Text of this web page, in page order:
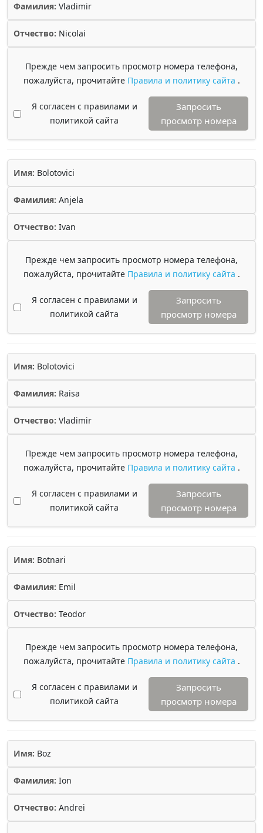
Фамилия: Vladimir
Отчество: Nicolai
Прежде чем запросить просмотр номера телефона,
пожалуйста, прочитайте Правила и политику сайта .
Я согласен с правилами и
политикой сайта
Запросить
просмотр номера
Имя: Bolotovici
Фамилия: Anjela
Отчество: Ivan
Прежде чем запросить просмотр номера телефона,
пожалуйста, прочитайте Правила и политику сайта .
Я согласен с правилами и
политикой сайта
Запросить
просмотр номера
Имя: Bolotovici
Фамилия: Raisa
Отчество: Vladimir
Прежде чем запросить просмотр номера телефона,
пожалуйста, прочитайте Правила и политику сайта .
Я согласен с правилами и
политикой сайта
Запросить
просмотр номера
Имя: Botnari
Фамилия: Emil
Отчество: Teodor
Прежде чем запросить просмотр номера телефона,
пожалуйста, прочитайте Правила и политику сайта .
Я согласен с правилами и
политикой сайта
Запросить
просмотр номера
Имя: Boz
Фамилия: Ion
Отчество: Andrei